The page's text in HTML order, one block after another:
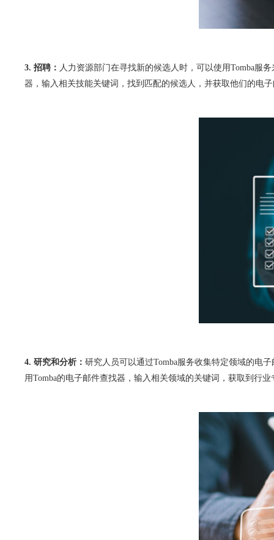
3. 招聘： 人力资源部门在寻找新的候选人时，可以使用Tomba服
器，输入相关技能关键词，找到匹配的候选人，并获取他们的电
4. 研究和分析： 研究人员可以通过Tomba服务收集特定领域的电
用Tomba的电子邮件查找器，输入相关领域的关键词，获取到行